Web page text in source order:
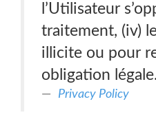
l’Utilisateur
traitement, (iv)
illicite ou pour
obligation légale.
Privacy Policy